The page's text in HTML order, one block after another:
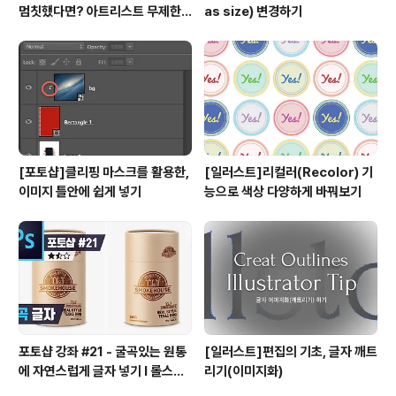
멈칫했다면? 아트리스트 무제한
as size) 변경하기
[포토샵]클리핑 마스크를 활용한,
이미지 틀안에 쉽게 넣기
[일러스트]리컬러(Recolor) 기
능으로 색상 다양하게 바꿔보기
포토샵 강좌 #21 - 굴곡있는 원통
에 자연스럽게 글자 넣기 I 롤스토
[일러스트]편집의 기초, 글자 깨트
리기(이미지화)